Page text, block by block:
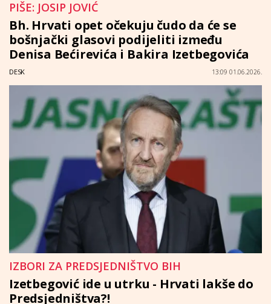
PIŠE: JOSIP JOVIĆ
Bh. Hrvati opet očekuju čudo da će se
bošnjački glasovi podijeliti između
Denisa Bećirevića i Bakira Izetbegovića
DESK 13:09 01.06.2026.
IZBORI ZA PREDSJEDNIŠTVO BIH
Izetbegović ide u utrku - Hrvati lakše do
Predsjedništva?!